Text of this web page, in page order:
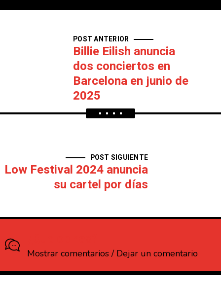
POST ANTERIOR
Billie Eilish anuncia
dos conciertos en
Barcelona en junio de
2025
POST SIGUIENTE
Low Festival 2024 anuncia
su cartel por días
Mostrar comentarios / Dejar un comentario